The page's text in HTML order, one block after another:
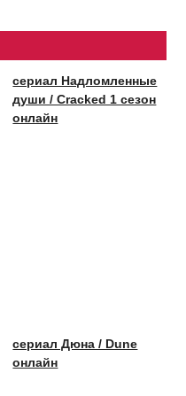
сериал Надломленные
души / Cracked 1 сезон
онлайн
сериал Дюна / Dune
онлайн